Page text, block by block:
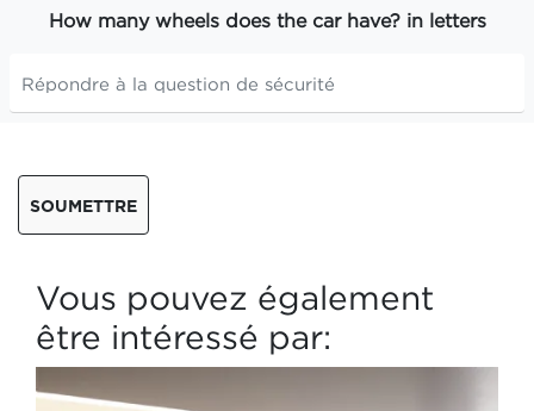
How many wheels does the car have? in letters
SOUMETTRE
Vous pouvez également
être intéressé par: